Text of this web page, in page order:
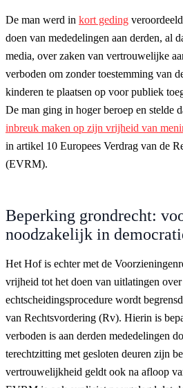
De man werd in kort geding
doen van mededelingen aan derden, al
media, over zaken van vertrouwelijke
verboden om zonder toestemming van
kinderen te plaatsen op voor publiek
De man ging in hoger beroep en stelde
inbreuk maken op zijn vrijheid van
in artikel 10 Europees Verdrag van de
(EVRM).
Beperking grondrecht:
noodzakelijk in
Het Hof is echter met de
vrijheid tot het doen van uitlatingen over
echtscheidingsprocedure wordt
van Rechtsvordering (Rv). Hierin is
verboden is aan derden mededelingen
terechtzitting met gesloten deuren zijn
vertrouwelijkheid geldt ook na afloop